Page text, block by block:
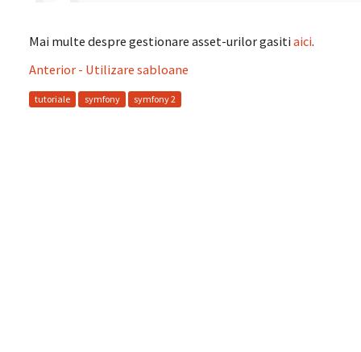
Mai multe despre gestionare asset-urilor gasitiaici.
Anterior - Utilizare sabloane
tutoriale symfony symfony 2